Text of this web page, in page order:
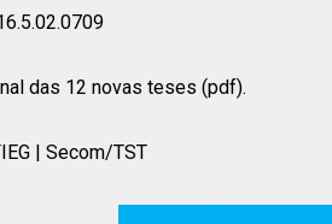
das 12 novas teses (pdf).
| Secom/TST